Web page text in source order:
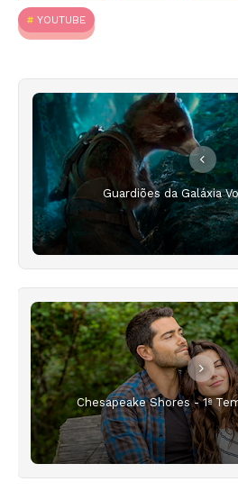
YOUTUBE
Guardiões da Galáxia
Chesapeake Shores - 1ª